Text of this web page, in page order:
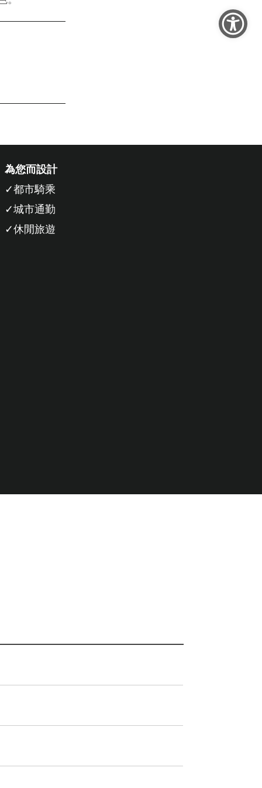
為您而設計
都市騎乘
城市通勤
休閒旅遊